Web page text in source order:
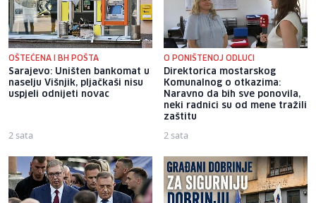
OŠTEĆENA I BH POŠTA
Sarajevo: Uništen bankomat u
naselju Višnjik, pljačkaši nisu
uspjeli odnijeti novac
2 sata
O PONIŠTENOJ ODLUCI
Direktorica mostarskog
Komunalnog o otkazima:
Naravno da bih sve ponovila,
neki radnici su od mene tražili
zaštitu
2 sata